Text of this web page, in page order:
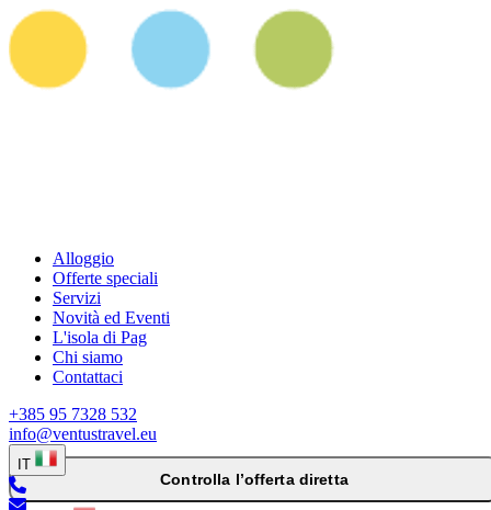
Alloggio
Offerte speciali
Servizi
Novità ed Eventi
L'isola di Pag
Chi siamo
Contattaci
+385 95 7328 532
info@ventustravel.eu
IT
Controlla l’offerta diretta